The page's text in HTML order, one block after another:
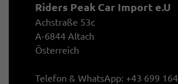
Riders Peak Car Import e.U
Achstraße 53c
A-6844 Altach
Österreich
Telefon & WhatsApp: +43 699